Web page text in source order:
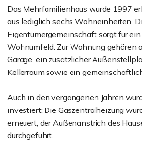
Das Mehrfamilienhaus wurde 1997
aus lediglich sechs Wohneinheiten.
Eigentümergemeinschaft sorgt für
Wohnumfeld. Zur Wohnung gehören
Garage, ein zusätzlicher
Kellerraum sowie ein
Auch in den vergangenen Jahren
investiert: Die Gaszentralheizung
erneuert, der Außenanstrich des
durchgeführt.